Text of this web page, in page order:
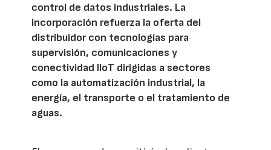
control de datos industriales. La
incorporación refuerza la oferta del
distribuidor con tecnologías para
supervisión, comunicaciones y
conectividad IIoT dirigidas a sectores
como la automatización industrial, la
energía, el transporte o el tratamiento de
aguas.